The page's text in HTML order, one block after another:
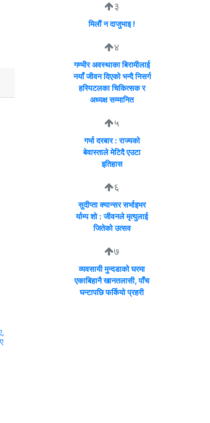
३
मिलौं न दाजुभाइ !
४
गम्भीर अवस्थाका बिरामीलाई
नयाँ जीवन दिएको भन्दै निसर्ग
हस्पिटलका चिकित्सक र
अध्यक्ष सम्मानित
५
गर्भा दरबार : राज्यको
बेवास्ताले मेटिदै एउटा
इतिहास
६
सुदीप्ता क्यान्सर सर्भाइभर
र्याम्प शो : जीवनले मृत्युलाई
जितेको उत्सव
७
व्यवसायी मुन्दडाको घरमा
एकाबिहानै खानतलासी, पाँच
घन्टापछि फर्कियो प्रहरी